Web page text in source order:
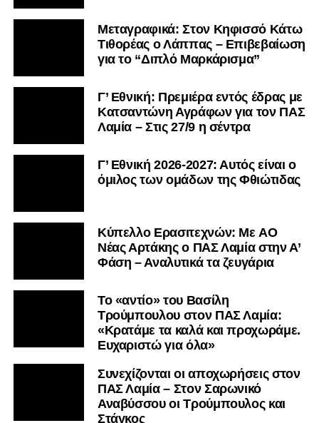
Μεταγραφικά: Στον Κηφισσό Κάτω
Τιθορέας ο Λάππας – Επιβεβαίωση
για το “Διπλό Μαρκάρισμα”
Γ’ Εθνική: Πρεμιέρα εντός έδρας με
Κατσαντώνη Αγράφων για τον ΠΑΣ
Λαμία – Στις 27/9 η σέντρα
Γ’ Εθνική 2026-2027: Αυτός είναι ο
όμιλος των ομάδων της Φθιώτιδας
Kύπελλο Ερασιτεχνών: Με AO
Nέας Αρτάκης ο ΠΑΣ Λαμία στην Α’
Φάση – Αναλυτικά τα ζευγάρια
Το «αντίο» του Βασίλη
Τρούμπουλου στον ΠΑΣ Λαμία:
«Κρατάμε τα καλά και προχωράμε.
Ευχαριστώ για όλα»
Συνεχίζονται οι αποχωρήσεις στον
ΠΑΣ Λαμία – Στον Σαρωνικό
Αναβύσσου οι Τρούμπουλος και
Στάγκος